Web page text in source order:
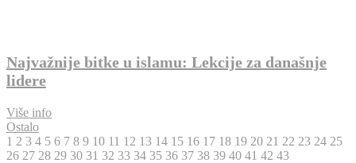
Najvažnije bitke u islamu: Lekcije za današnje
lidere
Više info
Ostalo
1 2 3 4 5 6 7 8 9 10 11 12 13 14 15 16 17 18 19 20 21 22 23 24 25
26 27 28 29 30 31 32 33 34 35 36 37 38 39 40 41 42 43